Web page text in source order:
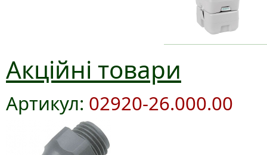
Акційні товари
Артикул: 02920-26.000.00